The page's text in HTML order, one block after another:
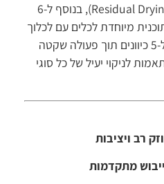
ייבוש הכלים עם אוויר חם (Residual Drying), בנוסף ל-6
מיוחדת לכלים עם לכלוך
קשה, מערכת המטרת מים ל-5 כיוונים תוך פעולה שקטה
לניקוי יעיל של כל סוגי
רב ויציבות
מתקדמות